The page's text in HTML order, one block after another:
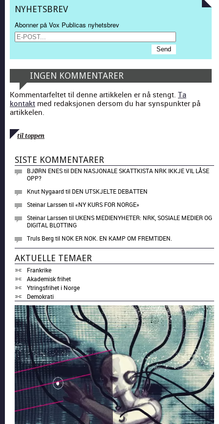
NYHETSBREV
Abonner på Vox Publicas nyhetsbrev
INGEN KOMMENTARER
Kommentarfeltet til denne artikkelen er nå stengt. Ta
kontakt med redaksjonen dersom du har synspunkter på
artikkelen.
til toppen
SISTE KOMMENTARER
BJØRN ENEStil DEN NASJONALE SKATTKISTA NRK IKKJE VIL LÅSE
OPP?
Knut Nygaard til DEN UTSKJELTE DEBATTEN
Steinar Larssen til«NY KURS FOR NORGE»
Steinar Larssen tilUKENS MEDIENYHETER: NRK, SOSIALE MEDIER OG
DIGITAL BLOTTING
Truls Berg til NOK ER NOK. EN KAMP OM FREMTIDEN.
AKTUELLE TEMAER
Frankrike
Akademisk frihet
Ytringsfrihet i Norge
Demokrati